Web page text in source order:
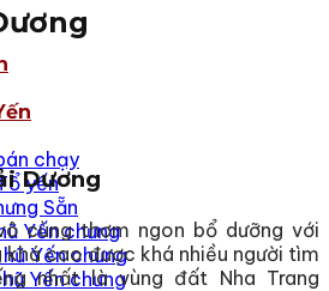
chạy
yến
Sẵn
Yến chưng
Yến chưng
Yến chưng
Dương
cùng thơm ngon bổ dưỡng với
khá cao được khá nhiều người tìm
nhất là vùng đất Nha Trang